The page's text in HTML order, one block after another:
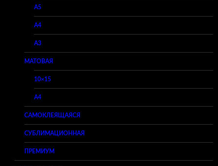
A5
A4
A3
МАТОВАЯ
10×15
A4
САМОКЛЕЯЩАЯСЯ
СУБЛИМАЦИОННАЯ
ПРЕМИУМ